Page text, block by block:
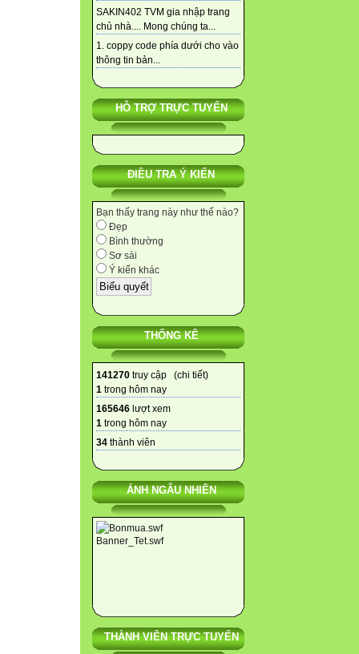
SAKIN402 TVM gia nhập trang
chủ nhà.... Mong chúng ta...
1. coppy code phía dưới cho vào
thông tin bản...
HỖ TRỢ TRỰC TUYẾN
ĐIỀU TRA Ý KIẾN
Bạn thấy trang này như thế nào?
Đẹp
Bình thường
Sơ sài
Ý kiến khác
THỐNG KÊ
141270 truy cập (chi tiết)
1 trong hôm nay
165646 lượt xem
1 trong hôm nay
34 thành viên
ẢNH NGẪU NHIÊN
THÀNH VIÊN TRỰC TUYẾN